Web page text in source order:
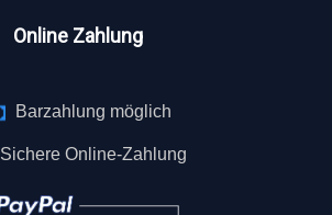
Online Zahlung
Barzahlung möglich
Sichere Online-Zahlung